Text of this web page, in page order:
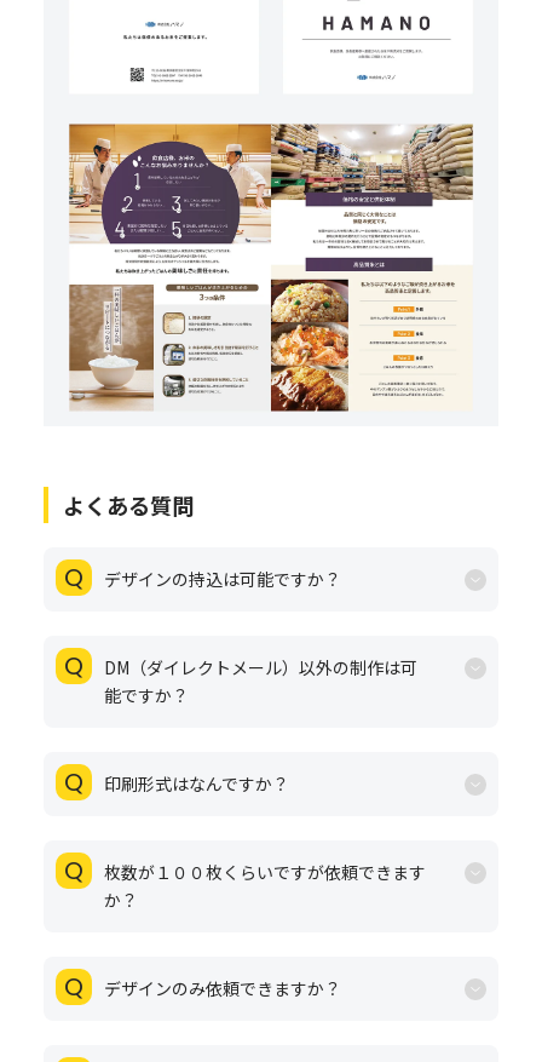
よくある質問
デザインの持込は可能ですか？
DM（ダイレクトメール）以外の制作は可
能ですか？
印刷形式はなんですか？
枚数が１００枚くらいですが依頼できます
か？
デザインのみ依頼できますか？